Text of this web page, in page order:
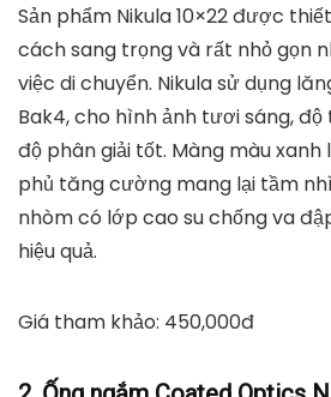
Sản phẩm Nikula 10×22 được
cách sang trọng và rất nhỏ gọn
việc di chuyển. Nikula sử dụng
Bak4, cho hình ảnh tươi sáng,
độ phân giải tốt. Màng màu
phủ tăng cường mang lại tầm
nhòm có lớp cao su chống va
hiệu quả.
Giá tham khảo: 450,000đ